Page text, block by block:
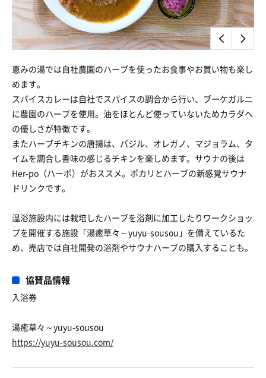
恵みの湯では自社農園のハーブを使ったお食事やお買い物も楽し
めます。
スパイスカレーは自社でスパイスの調合から行い、ブーケガルニ
に農園のハーブを使用。油をほとんど使っていないためカラダへ
の優しさが特徴です。
またハーブチキンの唐揚は、バジル、オレガノ、マジョラム、タ
イムを調合し香味の感じるチキンを楽しめます。サウナの後は
Her-po（ハーポ）がおススメ。ポカリとハーブの新感覚サウナ
ドリンクです。
温浴施設内には栽培したハーブを浴剤に加工したりワークショッ
プを開催する施設「湯癒草々～yuyu-sousou」を備えているた
め、売店では自社開発の浴剤やサウナハーブの購入することも。
協賛品情報
入浴券
湯癒草々～yuyu-sousou
https://yuyu-sousou.com/